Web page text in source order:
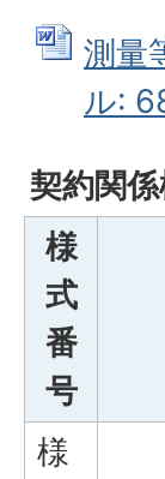
測量
ル:
契約関
様
式
番
号
様